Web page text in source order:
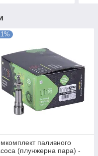
паливного
(плунжерна пара) -